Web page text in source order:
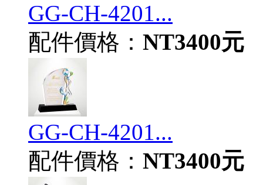
GG-CH-4201...
配件價格： NT3400元
GG-CH-4201...
配件價格： NT3400元